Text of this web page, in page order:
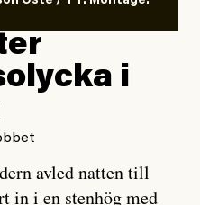
skriver för?
grön och oberoende
hoppas kan förtydliga
i
avled natten till
in i en stenhög med